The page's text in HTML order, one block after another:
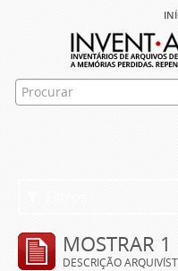
MOSTRAR 1
DESCRIÇÃO